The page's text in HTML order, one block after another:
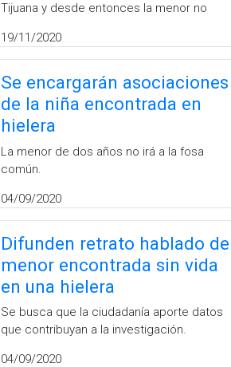
Tijuana y desde entonces la menor no
19/11/2020
Se encargarán asociaciones
de la niña encontrada en
hielera
La menor de dos años no irá a la fosa
común.
04/09/2020
Difunden retrato hablado de
menor encontrada sin vida
en una hielera
Se busca que la ciudadanía aporte datos
que contribuyan a la investigación.
04/09/2020